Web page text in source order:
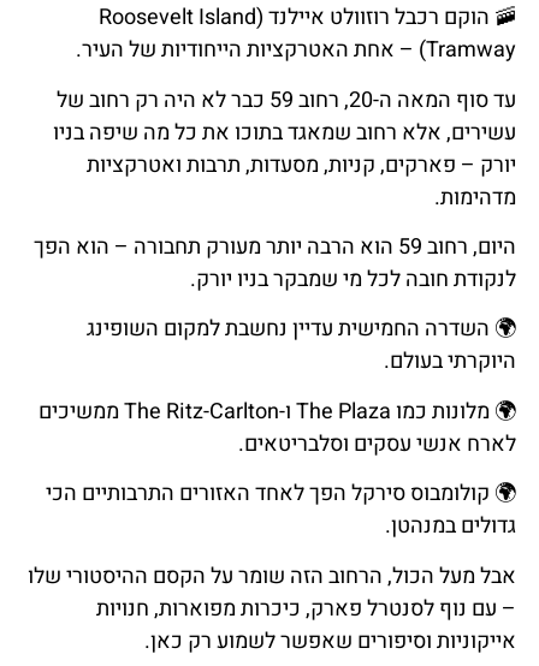
🚠 הוקם רכבלרוזוולט איילנד (Roosevelt Island
Tramway) – אחת האטרקציות הייחודיות של העיר.
עד סוף המאה ה-20, רחוב 59 כבר לא היה רק רחוב של
עשירים, אלא רחוב שמאגד בתוכו את כל מה שיפה בניו
יורק – פארקים, קניות, מסעדות, תרבות ואטרקציות
מדהימות.
היום, רחוב 59 הוא הרבה יותר מעורק תחבורה – הוא הפך
לנקודת חובה לכל מי שמבקר בניו יורק.
🌍 השדרה החמישיתעדיין נחשבתלמקום השופינג
היוקרתיבעולם.
🌍 מלונותכמו
The Plaza ו-The Ritz-Carlton ממשיכים
לארח אנשי עסקים וסלבריטאים.
🌍 קולומבוססירקלהפךלאחדהאזורים התרבותיים הכי
גדוליםבמנהטן.
אבל מעל הכול, הרחוב הזה שומר על הקסם ההיסטורי שלו
– עם נוף לסנטרל פארק, כיכרות מפוארות, חנויות
אייקוניות וסיפורים שאפשר לשמוע רק כאן.